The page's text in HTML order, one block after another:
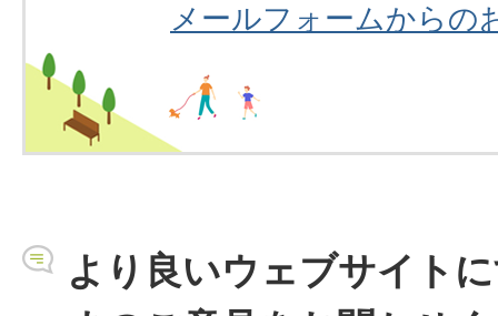
メールフォームからの
より良いウェブサイト